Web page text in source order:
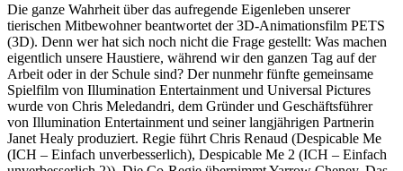
Die ganze Wahrheit über das aufregende Eigenleben unserer
tierischen Mitbewohner beantwortet der 3D-Animationsfilm PETS
(3D). Denn wer hat sich noch nicht die Frage gestellt: Was machen
eigentlich unsere Haustiere, während wir den ganzen Tag auf der
Arbeit oder in der Schule sind? Der nunmehr fünfte gemeinsame
Spielfilm von Illumination Entertainment und Universal Pictures
wurde von Chris Meledandri, dem Gründer und Geschäftsführer
von Illumination Entertainment und seiner langjährigen Partnerin
Janet Healy produziert. Regie führt Chris Renaud (Despicable Me
(ICH – Einfach unverbesserlich), Despicable Me 2 (ICH – Einfach